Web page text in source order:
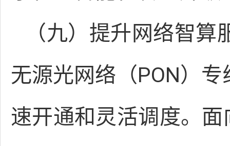
（九）提升网络智
无源光网络（PON）
速开通和灵活调度。